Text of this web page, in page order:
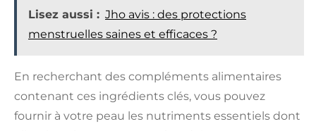
Lisez aussi : Jho avis : des protections
menstruelles saines et efficaces ?
En recherchant des compléments alimentaires
contenant ces ingrédients clés, vous pouvez
fournir à votre peau les nutriments essentiels dont